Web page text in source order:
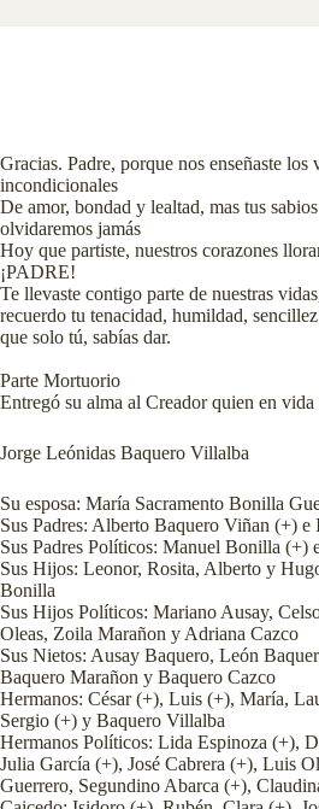
Gracias. Padre, porque nos enseñaste los
incondicionales
De amor, bondad y lealtad, mas tus
olvidaremos jamás
Hoy que partiste, nuestros corazones
¡PADRE!
Te llevaste contigo parte de nuestras
recuerdo tu tenacidad, humildad,
que solo tú, sabías dar.
Parte Mortuorio
Entregó su alma al Creador quien en vida
Jorge Leónidas Baquero Villalba
Su esposa: María Sacramento Bonilla
Sus Padres: Alberto Baquero Viñan (+)
Sus Padres Políticos: Manuel Bonilla (+)
Sus Hijos: Leonor, Rosita, Alberto y
Bonilla
Sus Hijos Políticos: Mariano Ausay,
Oleas, Zoila Marañon y Adriana Cazco
Sus Nietos: Ausay Baquero, León
Baquero Marañon y Baquero Cazco
Hermanos: César (+), Luis (+), María,
Sergio (+) y Baquero Villalba
Hermanos Políticos: Lida Espinoza (+),
Julia García (+), José Cabrera (+), Luis
Guerrero, Segundino Abarca (+),